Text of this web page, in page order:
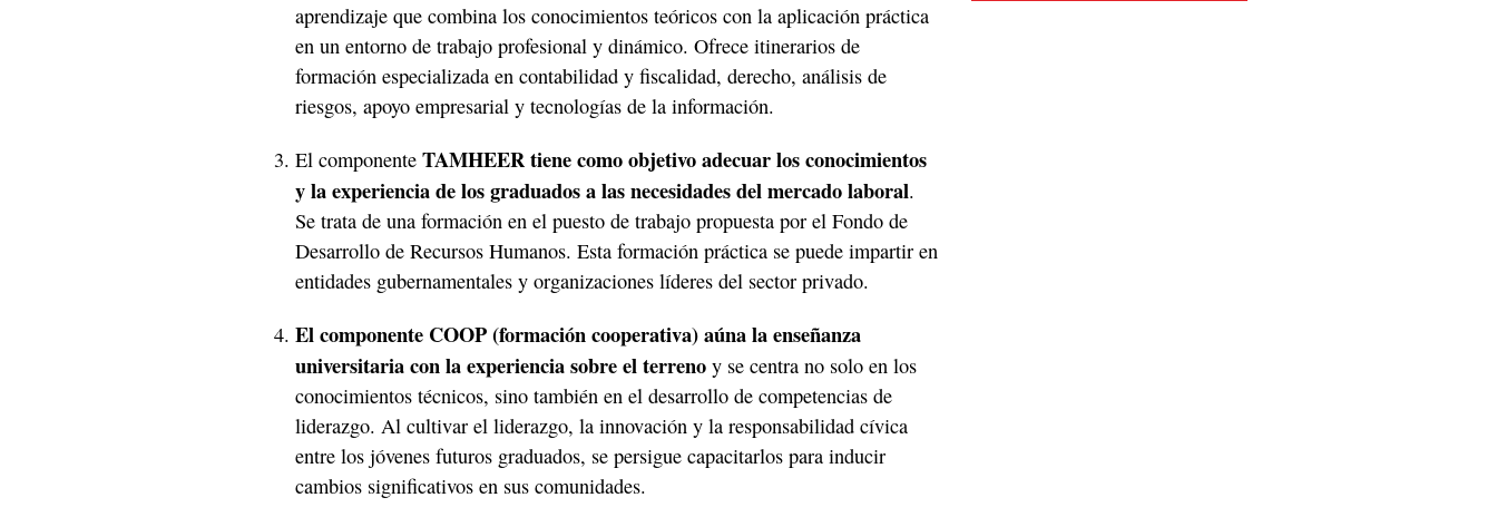
aprendizaje que combina los conocimientos teóricos con la aplicación práctica
en un entorno de trabajo profesional y dinámico. Ofrece itinerarios de
formación especializada en contabilidad y fiscalidad, derecho, análisis de
riesgos, apoyo empresarial y tecnologías de la información.
El componente TAMHEER tiene como objetivo adecuar los conocimientos
y la experiencia de los graduados a las necesidades del mercado laboral.
Se trata de una formación en el puesto de trabajo propuesta por el Fondo de
Desarrollo de Recursos Humanos. Esta formación práctica se puede impartir en
entidades gubernamentales y organizaciones líderes del sector privado.
El componente COOP (formación cooperativa) aúna la enseñanza
universitaria con la experiencia sobre el terrenoy se centra no solo en los
conocimientos técnicos, sino también en el desarrollo de competencias de
liderazgo. Al cultivar el liderazgo, la innovación y la responsabilidad cívica
entre los jóvenes futuros graduados, se persigue capacitarlos para inducir
cambios significativos en sus comunidades.